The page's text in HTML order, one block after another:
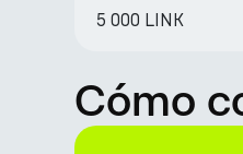
5 000 LINK
Cómo